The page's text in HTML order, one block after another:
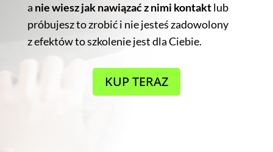
a nie wiesz jak nawiązać z nimi kontaktlub
próbujesz to zrobić i nie jesteś zadowolony
z efektów to szkolenie jest dla Ciebie.
KUP TERAZ